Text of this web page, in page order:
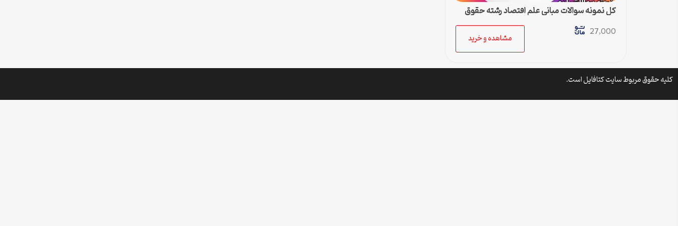
کل نمونه سوالات مبانی علم اقتصاد رشته حقوق
پیام نور
27,000
مشاهده و خرید
کلیه حقوق مربوط سایت کتافایل است.